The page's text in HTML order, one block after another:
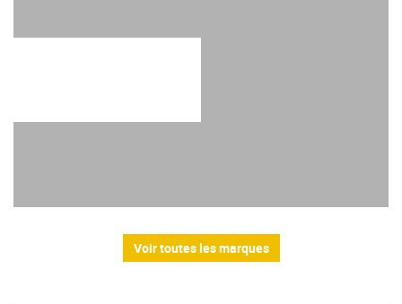
Voir toutes les marques